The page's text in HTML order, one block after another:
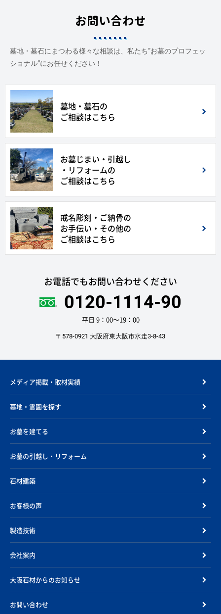
お問い合わせ
墓地・墓石にまつわる様々な相談は、私たち“お墓のプロフェッ
ショナル”にお任せください！
墓地・墓石の
ご相談はこちら
お墓じまい・引越し
・リフォームの
ご相談はこちら
戒名彫刻・ご納骨の
お手伝い・その他の
ご相談はこちら
お電話でもお問い合わせください
0120-1114-90
平日 9：00〜19：00
〒578-0921 大阪府東大阪市水走3-8-43
メディア掲載・取材実績
墓地・霊園を探す
お墓を建てる
お墓の引越し・リフォーム
石材建築
お客様の声
製造技術
会社案内
大阪石材からのお知らせ
お問い合わせ